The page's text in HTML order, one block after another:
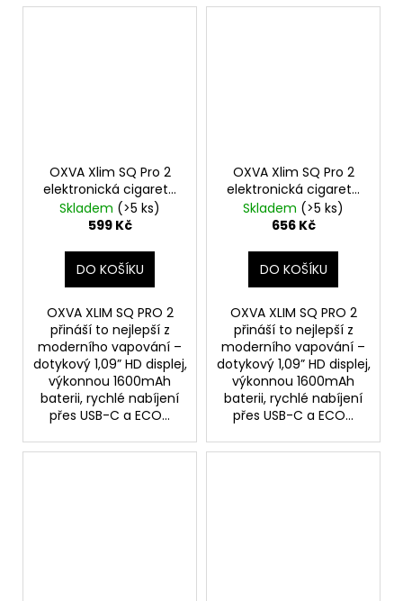
OXVA Xlim SQ Pro 2
elektronická cigareta
1600mAh Black
Leather
Skladem (>5 ks)
599 Kč
DO KOŠÍKU
OXVA XLIM SQ PRO 2
přináší to nejlepší z
moderního vapování –
dotykový 1,09” HD displej,
výkonnou 1600mAh
baterii, rychlé nabíjení
přes USB-C a ECO...
OXVA Xlim SQ Pro 2
elektronická cigareta
1600mAh Black Carbon
Skladem (>5 ks)
656 Kč
DO KOŠÍKU
OXVA XLIM SQ PRO 2
přináší to nejlepší z
moderního vapování –
dotykový 1,09” HD displej,
výkonnou 1600mAh
baterii, rychlé nabíjení
přes USB-C a ECO...